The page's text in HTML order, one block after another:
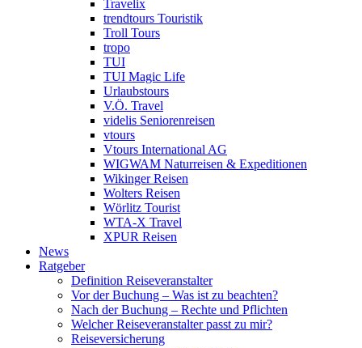
Travelix
trendtours Touristik
Troll Tours
tropo
TUI
TUI Magic Life
Urlaubstours
V.Ö. Travel
videlis Seniorenreisen
vtours
Vtours International AG
WIGWAM Naturreisen & Expeditionen
Wikinger Reisen
Wolters Reisen
Wörlitz Tourist
WTA-X Travel
XPUR Reisen
News
Ratgeber
Definition Reiseveranstalter
Vor der Buchung – Was ist zu beachten?
Nach der Buchung – Rechte und Pflichten
Welcher Reiseveranstalter passt zu mir?
Reiseversicherung